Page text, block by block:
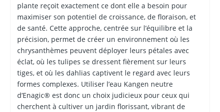
plante reçoit exactement ce dont elle a besoin pour
maximiser son potentiel de croissance, de floraison, et
de santé. Cette approche, centrée sur l’équilibre et la
précision, permet de créer un environnement où les
chrysanthèmes peuvent déployer leurs pétales avec
éclat, où les tulipes se dressent fièrement sur leurs
tiges, et où les dahlias captivent le regard avec leurs
formes complexes. Utiliser l’eau Kangen neutre
d’Enagic® est donc un choix judicieux pour ceux qui
cherchent à cultiver un jardin florissant, vibrant de